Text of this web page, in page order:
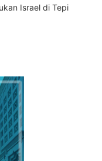
Israel di Tepi